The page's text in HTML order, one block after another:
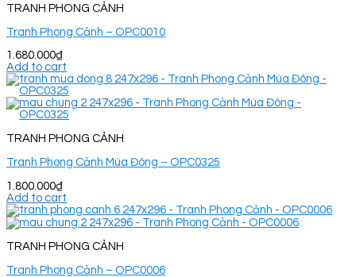
TRANH PHONG CẢNH
Tranh Phong Cảnh – OPC0010
1.680.000₫
Add to cart
TRANH PHONG CẢNH
Tranh Phong Cảnh Mùa Đông – OPC0325
1.800.000₫
Add to cart
TRANH PHONG CẢNH
Tranh Phong Cảnh – OPC0006